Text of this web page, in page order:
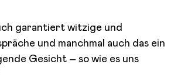
garantiert witzige und
und manchmal auch das ein
Gesicht – so wie es uns